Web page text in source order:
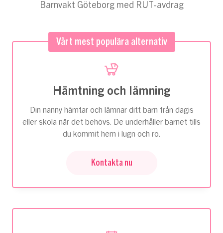
Barnvakt Göteborg med RUT-avdrag
Vårt mest populära alternativ
Hämtning och lämning
Din nanny hämtar och lämnar ditt barn från dagis
eller skola när det behövs. De underhåller barnet tills
du kommit hem i lugn och ro.
Kontakta nu